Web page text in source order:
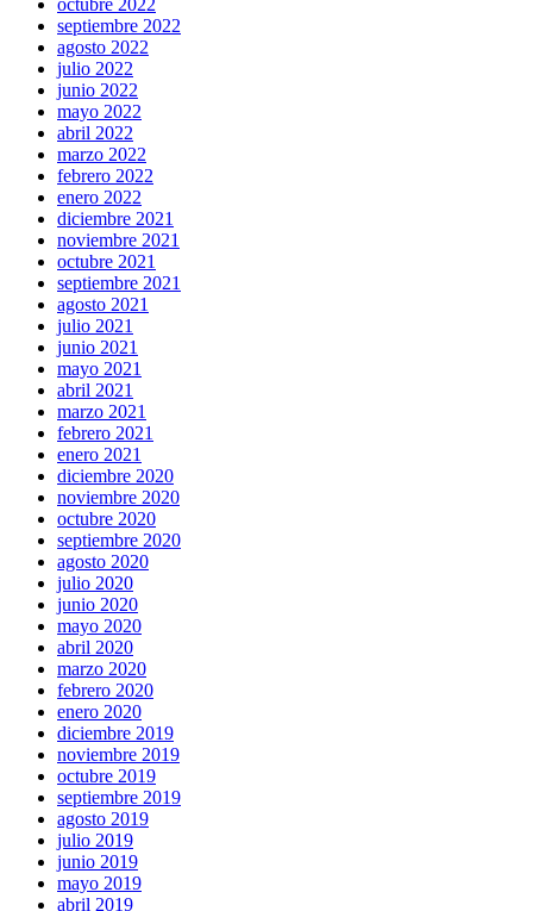
octubre 2022
septiembre 2022
agosto 2022
julio 2022
junio 2022
mayo 2022
abril 2022
marzo 2022
febrero 2022
enero 2022
diciembre 2021
noviembre 2021
octubre 2021
septiembre 2021
agosto 2021
julio 2021
junio 2021
mayo 2021
abril 2021
marzo 2021
febrero 2021
enero 2021
diciembre 2020
noviembre 2020
octubre 2020
septiembre 2020
agosto 2020
julio 2020
junio 2020
mayo 2020
abril 2020
marzo 2020
febrero 2020
enero 2020
diciembre 2019
noviembre 2019
octubre 2019
septiembre 2019
agosto 2019
julio 2019
junio 2019
mayo 2019
abril 2019